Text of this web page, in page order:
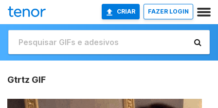
CRIAR FAZER LOGIN
Gtrtz GIF